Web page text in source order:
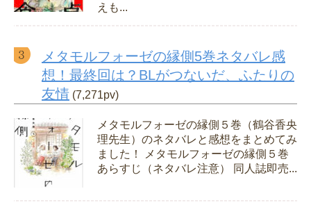
えも...
メタモルフォーゼの縁側5巻ネタバレ感
想！最終回は？BLがつないだ、ふたりの
友情 (7,271pv)
メタモルフォーゼの縁側５巻（鶴谷香央
理先生）のネタバレと感想をまとめてみ
ました！ メタモルフォーゼの縁側５巻
あらすじ（ネタバレ注意） 同人誌即売...